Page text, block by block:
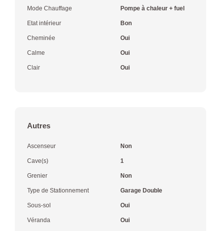
Mode Chauffage Pompe à chaleur + fuel
Etat intérieur Bon
Cheminée Oui
Calme Oui
Clair Oui
Autres
Ascenseur Non
Cave(s) 1
Grenier Non
Type de Stationnement Garage Double
Sous-sol Oui
Véranda Oui